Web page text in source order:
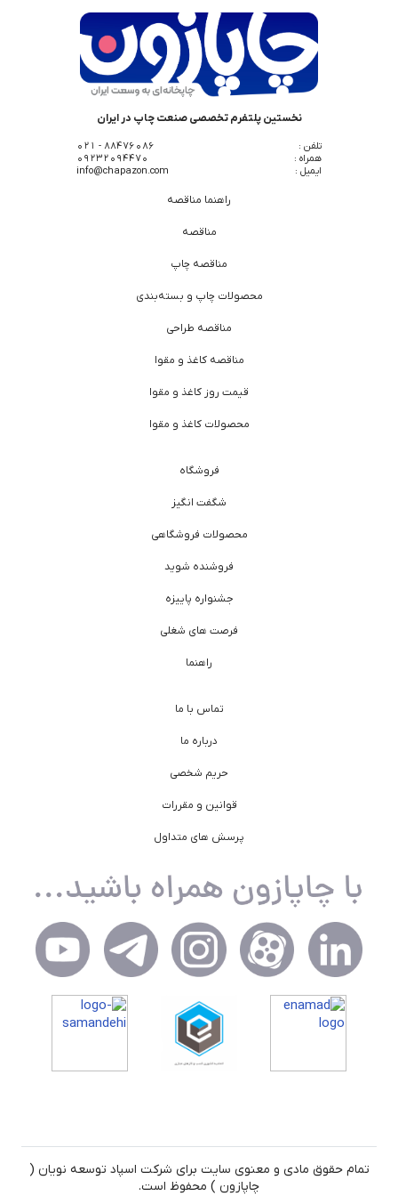
نخستین پلتفرم تخصصی صنعت چاپ در ایران
تلفن :
88476086 - 021
همراه :
09232094470
ایمیل :
info@chapazon.com
راهنما مناقصه
مناقصه
مناقصه چاپ
محصولات چاپ و بسته‌بندی
مناقصه طراحی
مناقصه کاغذ و مقوا
قیمت روز کاغذ و مقوا
محصولات کاغذ و مقوا
فروشگاه
شگفت انگیز
محصولات فروشگاهی
فروشنده شوید
جشنواره پاییزه
فرصت های شغلی
راهنما
تماس با ما
درباره ما
حریم شخصی
قوانین و مقررات
پرسش های متداول
تمام حقوق مادی و معنوی سایت برای شرکت اسپاد توسعه نویان (
چاپازون ) محفوظ است.